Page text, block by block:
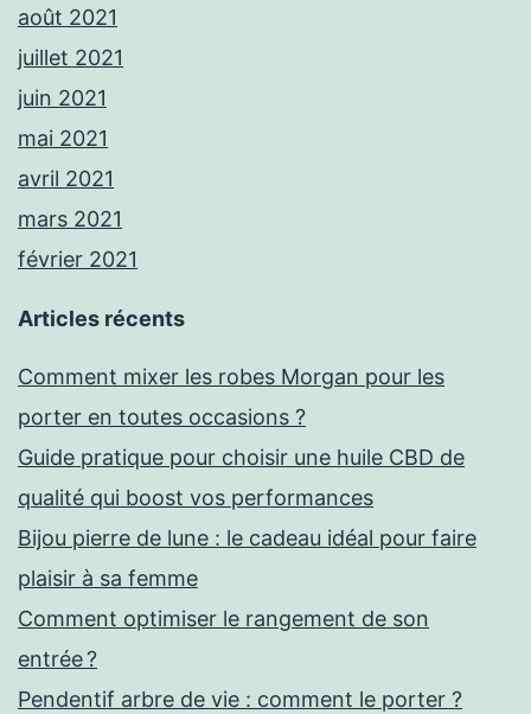
août 2021
juillet 2021
juin 2021
mai 2021
avril 2021
mars 2021
février 2021
Articles récents
Comment mixer les robes Morgan pour les
porter en toutes occasions ?
Guide pratique pour choisir une huile CBD de
qualité qui boost vos performances
Bijou pierre de lune : le cadeau idéal pour faire
plaisir à sa femme
Comment optimiser le rangement de son
entrée ?
Pendentif arbre de vie : comment le porter ?